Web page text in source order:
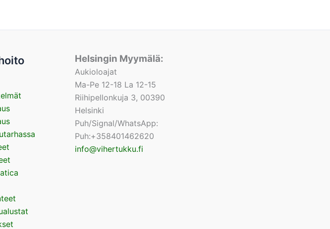
Helsingin Myymälä:
Aukioloajat
Ma-Pe 12-18 La 12-15
Riihipellonkuja 3, 00390
Helsinki
Puh/Signal/WhatsApp:
Puh:+358401462620
info@vihertukku.fi